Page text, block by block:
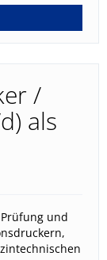
/
als
und